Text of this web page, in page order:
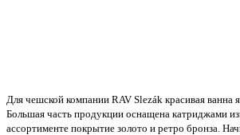
Для чешской компании RAV Slezák красивая
Большая часть продукции оснащена катриджами
ассортименте покрытие золотo и ретро бронза.